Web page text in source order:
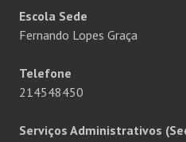
Escola Sede
Fernando Lopes Graça
Telefone
214548450
Serviços Administrativos